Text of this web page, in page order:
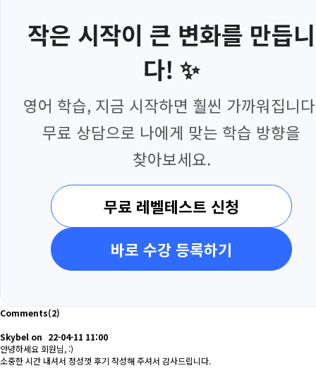
작은 시작이 큰 변화를 만듭니
다! ✨
영어 학습, 지금 시작하면 훨씬 가까워집니
무료 상담으로 나에게 맞는 학습 방향을
찾아보세요.
무료 레벨테스트 신청
바로 수강 등록하기
Comments(2)
Skybel on 22-04-11 11:00
안녕하세요 회원님, :)
소중한 시간 내셔서 정성껏 후기 작성해 주셔서 감사드립니다.